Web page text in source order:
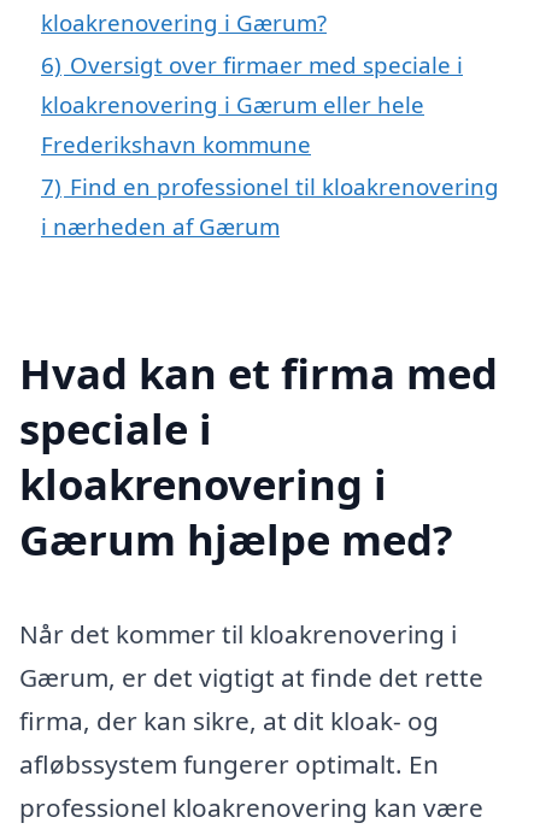
kloakrenovering i Gærum?
6) Oversigt over firmaer med speciale i
kloakrenovering i Gærum eller hele
Frederikshavn kommune
7) Find en professionel til kloakrenovering
i nærheden af Gærum
Hvad kan et firma med
speciale i
kloakrenovering i
Gærum hjælpe med?
Når det kommer til kloakrenovering i
Gærum, er det vigtigt at finde det rette
firma, der kan sikre, at dit kloak- og
afløbssystem fungerer optimalt. En
professionel kloakrenovering kan være